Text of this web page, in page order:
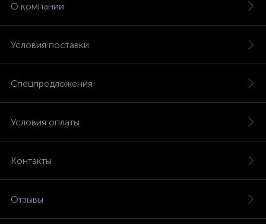
О компании
Условия поставки
Спецпредложения
Условия оплаты
Контакты
Отзывы